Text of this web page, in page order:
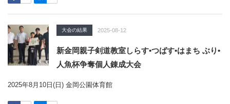
大会の結果 2025-08-12
新金岡親子剣道教室しらす•つばす•はまち ぶり•
人魚杯争奪個人錬成大会
2025年8月10日(日) 金岡公園体育館